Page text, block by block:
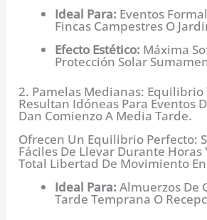
Ideal Para: Eventos
Fincas Campestres O
Efecto Estético: Máxima
Protección Solar
2. Pamelas Medianas: Equilibrio
Resultan Idóneas Para Eventos
Dan Comienzo A Media Tarde.
Ofrecen Un Equilibrio Perfecto:
Fáciles De Llevar Durante Horas
Total Libertad De Movimiento En
Ideal Para: Almuerzos De
Tarde Temprana O